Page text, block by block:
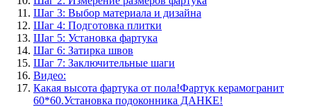
Шаг 3: Выбор материала и дизайна
Шаг 4: Подготовка плитки
Шаг 5: Установка фартука
Шаг 6: Затирка швов
Шаг 7: Заключительные шаги
Видео:
Какая высота фартука от пола!Фартук керамогранит
60*60.Установка подоконника ДАНКЕ!